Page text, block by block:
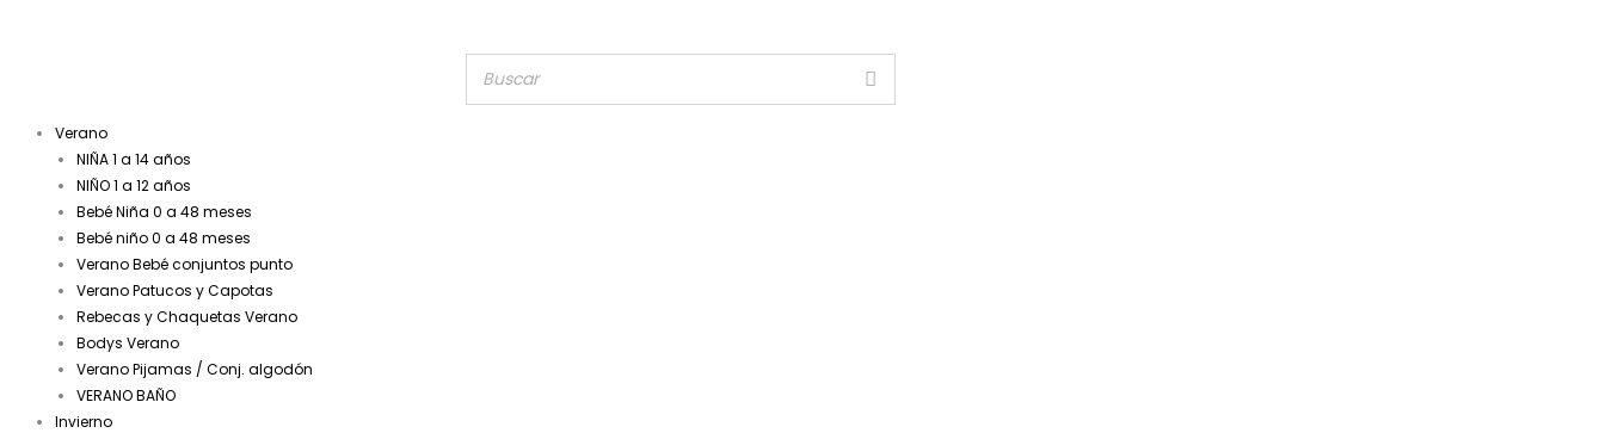
Verano
NIÑA 1 a 14 años
NIÑO 1 a 12 años
Bebé Niña 0 a 48 meses
Bebé niño 0 a 48 meses
Verano Bebé conjuntos punto
Verano Patucos y Capotas
Rebecas y Chaquetas Verano
Bodys Verano
Verano Pijamas / Conj. algodón
VERANO BAÑO
Invierno